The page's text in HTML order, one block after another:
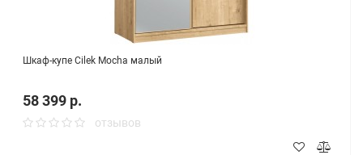
Шкаф-купе Cilek Mocha малый
58 399 р.
отзывов